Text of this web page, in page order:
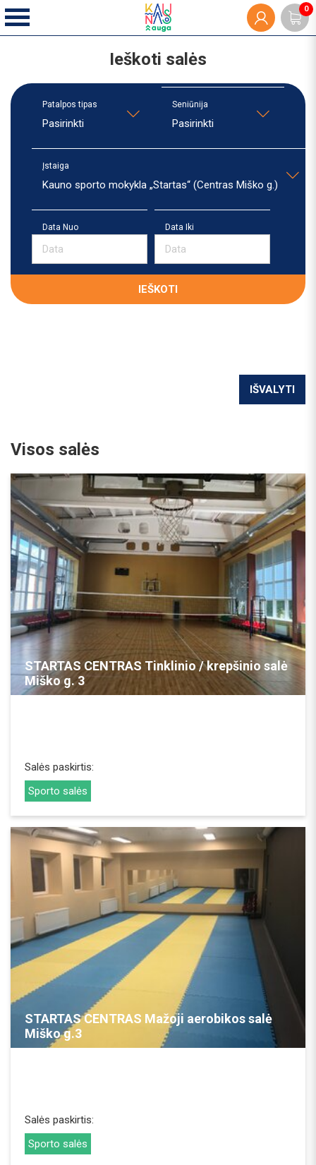
Ieškoti salės
Patalpos tipas
Pasirinkti
Seniūnija
Pasirinkti
Įstaiga
Kauno sporto mokykla „Startas“ (Centras Miško g.)
Data Nuo Data Iki
IEŠKOTI
IŠVALYTI
Visos salės
STARTAS CENTRAS Tinklinio / krepšinio salė
Miško g. 3
Salės paskirtis:
Sporto salės
REZERVUOTI
STARTAS CENTRAS Mažoji aerobikos salė
Miško g.3
Salės paskirtis:
Sporto salės
REZERVUOTI
0